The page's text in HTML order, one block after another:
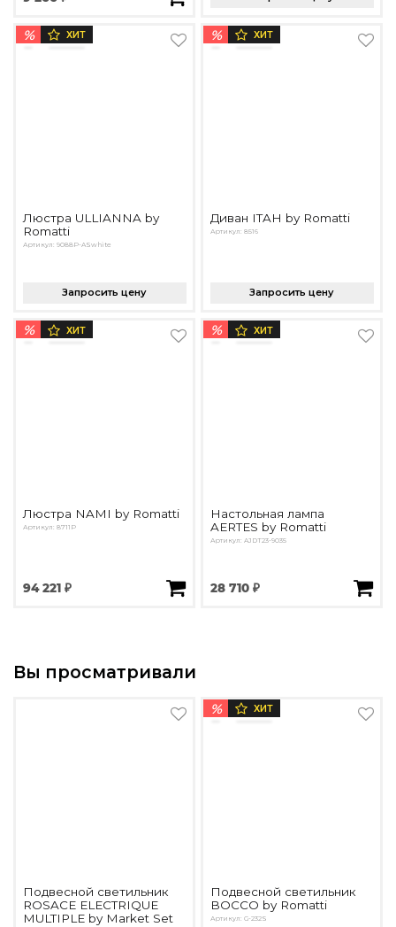
% ХИТ
Люстра ULLIANNA by
Romatti
Артикул: 9088P-ASwhite
Запросить цену
% ХИТ
Диван ITAH by Romatti
Артикул: 8516
Запросить цену
% ХИТ
Люстра NAMI by Romatti
Артикул: 8711P
94 221 ₽
% ХИТ
Настольная лампа
AERTES by Romatti
Артикул: AJDT23-9035
28 710 ₽
Вы просматривали
Подвесной светильник
ROSACE ELECTRIQUE
MULTIPLE by Market Set
% ХИТ
Подвесной светильник
BOCCO by Romatti
Артикул: G-232S